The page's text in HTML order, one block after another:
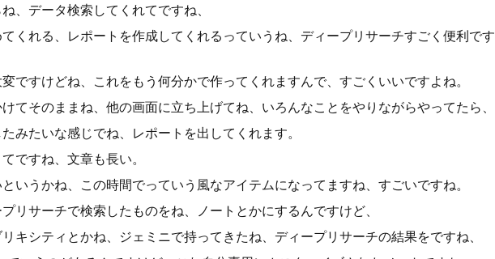
、データ検索してくれてですね、
くれる、レポートを作成してくれるっていうね、ディープリサーチすごく便利です
ですけどね、これをもう何分かで作ってくれますんで、すごくいいですよね。
てそのままね、他の画面に立ち上げてね、いろんなことをやりながらやってたら、
みたいな感じでね、レポートを出してくれます。
ですね、文章も長い。
いうかね、この時間でっていう風なアイテムになってますね、すごいですね。
リサーチで検索したものをね、ノートとかにするんですけど、
キシティとかね、ジェミニで持ってきたね、ディープリサーチの結果をですね、